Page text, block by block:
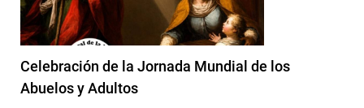
Celebración de la Jornada Mundial de los
Abuelos y Adultos